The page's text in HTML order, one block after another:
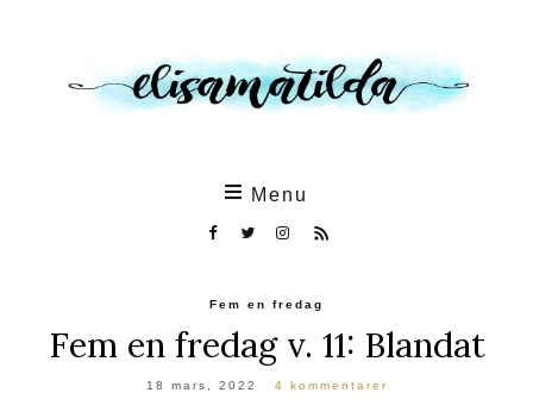
Menu
Fem en fredag
Fem en fredag v. 11: Blandat
18 mars, 2022 4 kommentarer